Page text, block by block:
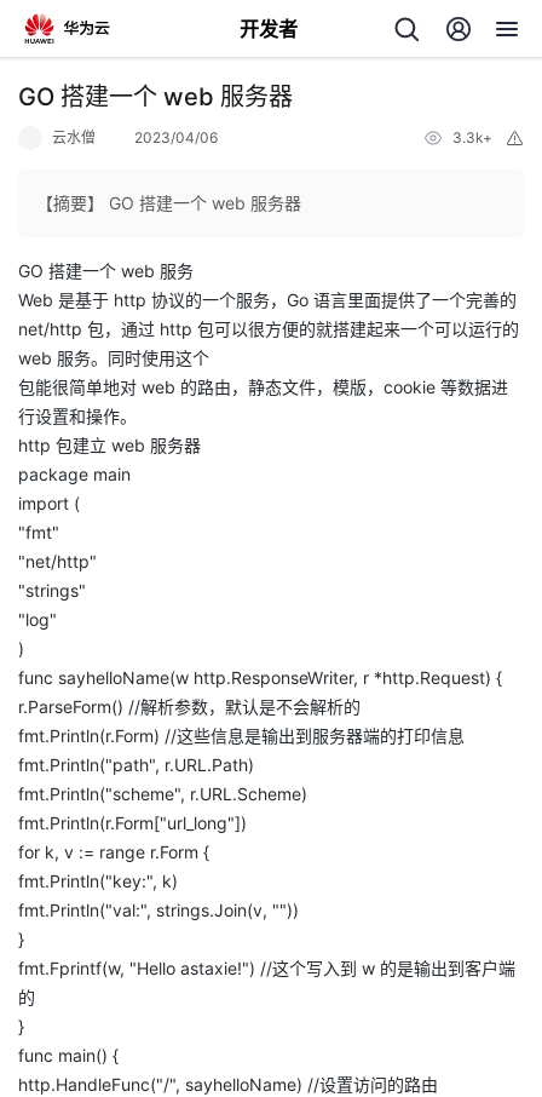
开发者
返
个
人
主
页
我
的
开
发
者
的
博
客
我
的
论
坛
我
的
圈
我
的
我
动
关
我
的
我
GO 搭建一个 web 服务器
云水僧 2023/04/06 3.3k+
【摘要】 GO 搭建一个 web 服务器
GO 搭建一个 web 服务
Web 是基于 http 协议的一个服务，Go 语言里面提供了一个完善的
net/http 包，通过 http 包可以很方便的就搭建起来一个可以运行的
web 服务。同时使用这个
包能很简单地对 web 的路由，静态文件，模版，cookie 等数据进
行设置和操作。
http 包建立 web 服务器
package main
import (
"fmt"
"net/http"
"strings"
"log"
)
func sayhelloName(w http.ResponseWriter, r *http.Request) {
r.ParseForm() //解析参数，默认是不会解析的
fmt.Println(r.Form) //这些信息是输出到服务器端的打印信息
fmt.Println("path", r.URL.Path)
fmt.Println("scheme", r.URL.Scheme)
fmt.Println(r.Form["url_long"])
for k, v := range r.Form {
fmt.Println("key:", k)
fmt.Println("val:", strings.Join(v, ""))
}
fmt.Fprintf(w, "Hello astaxie!") //这个写入到 w 的是输出到客户端
的
}
func main() {
http.HandleFunc("/", sayhelloName) //设置访问的路由